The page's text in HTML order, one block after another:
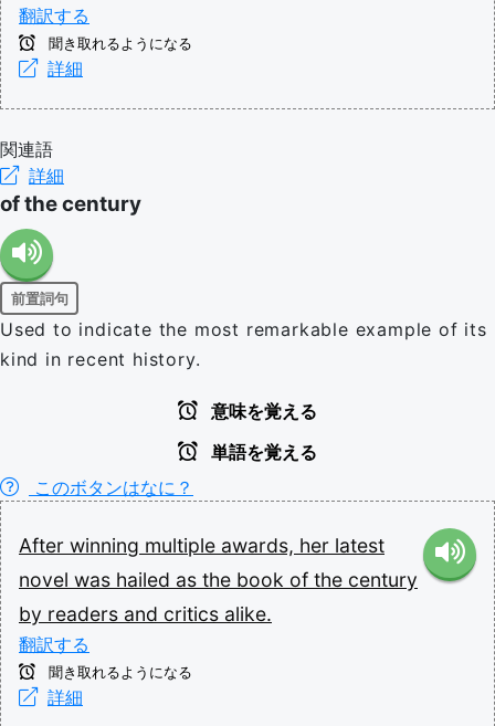
翻訳する
聞き取れるようになる
詳細
関連語
詳細
of the century
前置詞句
Used to indicate the most remarkable example of its
kind in recent history.
意味を覚える
単語を覚える
このボタンはなに？
After winning multiple awards, her latest
novel was hailed as the book of the century
by readers and critics alike.
翻訳する
聞き取れるようになる
詳細